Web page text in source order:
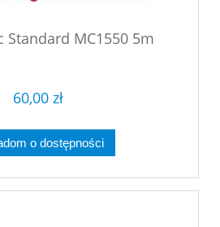
Standard MC1550 5m
60,00 zł
o dostępności